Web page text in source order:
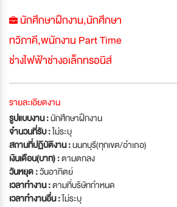
นักศึกษาฝึกงาน,นักศึกษา
ทวิภาคี,พนักงาน Part Time
ช่่างไฟฟ้าช่างอเล็กทรอนิส์
รายละเอียดงาน
รูปแบบงาน :นักศึกษาฝึกงาน
จำนวนที่รับ :ไม่ระบุ
สถานที่ปฏิบัติงาน :นนทบุรี(ทุกเขต/อำเภอ)
เงินเดือน(บาท) :ตามตกลง
วันหยุด :วันอาทิตย์
เวลาทำงาน :ตามที่บริษัทกำหนด
เวลาทำงานอื่น :ไม่ระบุ